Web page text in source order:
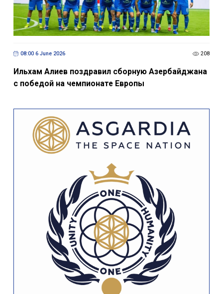
08:00 6 June 2026 208
Ильхам Алиев поздравил сборную Азербайджана
с победой на чемпионате Европы